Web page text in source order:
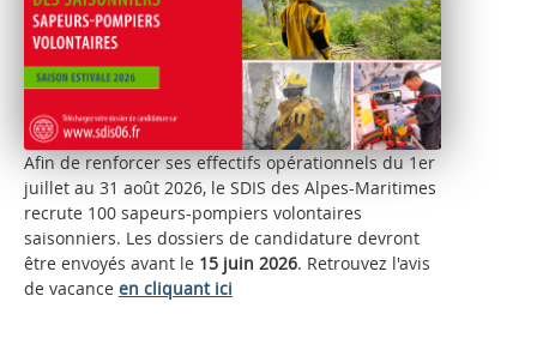
Afin de renforcer ses effectifs opérationnels du 1er
juillet au 31 août 2026, le SDIS des Alpes-Maritimes
recrute 100 sapeurs-pompiers volontaires
saisonniers. Les dossiers de candidature devront
être envoyés avant le 15 juin 2026. Retrouvez l'avis
de vacance en cliquant ici